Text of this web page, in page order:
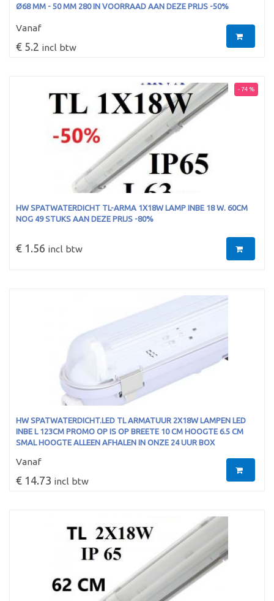
Ø68 MM - 50 MM 280 IN VOORRAAD AAN DEZE PRIJS -50%
Vanaf
€ 5.2 incl btw
- 74 %
HW SPATWATERDICHT TL-ARMA 1X18W LAMP INBE 18 W. 60CM
NOG 49 STUKS AAN DEZE PRIJS -80%
€ 1.56 incl btw
HW SPATWATERDICHT.LED TL ARMATUUR 2X18W LAMPEN LED
INBE L 123CM PROMO OP IS OP BREETE 10 CM HOOGTE 6.5 CM
SMAL HOOGTE ALLEEN AFHALEN IN ONZE 24 UUR BOX
Vanaf
€ 14.73 incl btw